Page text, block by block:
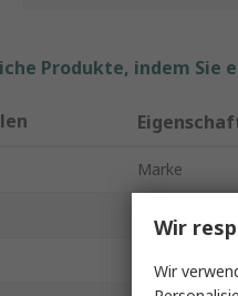
Produkte, indem
Marke
Produkt Typ
Widerstand
Wir
Wir